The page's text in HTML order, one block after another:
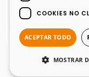
COOKIES NO
ACEPTAR TODO
MOSTRAR